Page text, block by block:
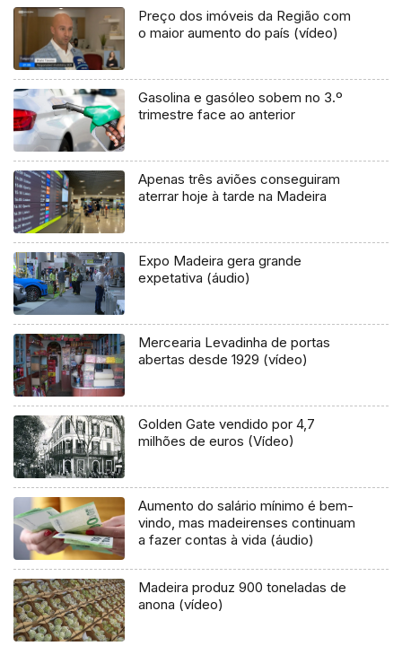
Preço dos imóveis da Região com
o maior aumento do país (vídeo)
Gasolina e gasóleo sobem no 3.º
trimestre face ao anterior
Apenas três aviões conseguiram
aterrar hoje à tarde na Madeira
Expo Madeira gera grande
expetativa (áudio)
Mercearia Levadinha de portas
abertas desde 1929 (vídeo)
Golden Gate vendido por 4,7
milhões de euros (Vídeo)
Aumento do salário mínimo é bem-
vindo, mas madeirenses continuam
a fazer contas à vida (áudio)
Madeira produz 900 toneladas de
anona (vídeo)